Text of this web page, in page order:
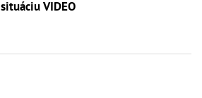
situáciu VIDEO